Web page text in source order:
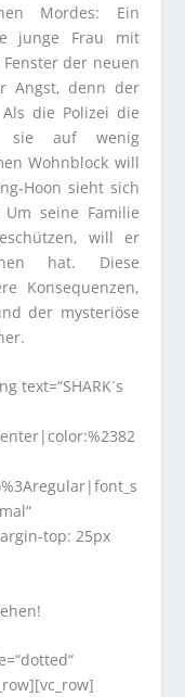
Mordes: Ein
junge Frau mit
der neuen
Angst, denn der
die Polizei die
sie auf wenig
Wohnblock will
Hoon sieht sich
seine Familie
will er
hat. Diese
Konsequenzen,
der mysteriöse
text=“SHARK´s
top: 25px